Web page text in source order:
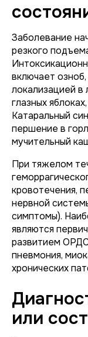
Заболевание
резкого
включает
локализацией в
глазных
Катаральный
першение в
мучительный
При тяжелом
кровотечения,
нервной
симптомы).
являются
развитием
пневмония,
хронических
или